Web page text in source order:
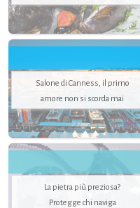
Salone di Canness, il primo
amore non si scorda mai
La pietra più preziosa?
Protegge chi naviga